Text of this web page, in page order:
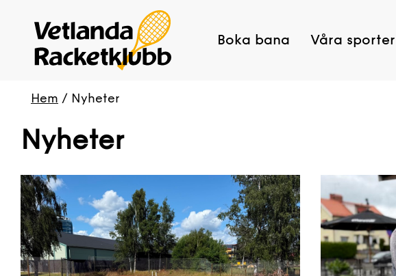
Boka bana Våra sporter
Hem / Nyheter
Nyheter